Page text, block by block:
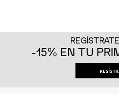
-15% EN TU